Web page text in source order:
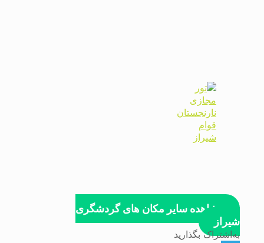
مشاهده سایر مکان های گردشگری
شیراز
به‌اشتراک بگذارید